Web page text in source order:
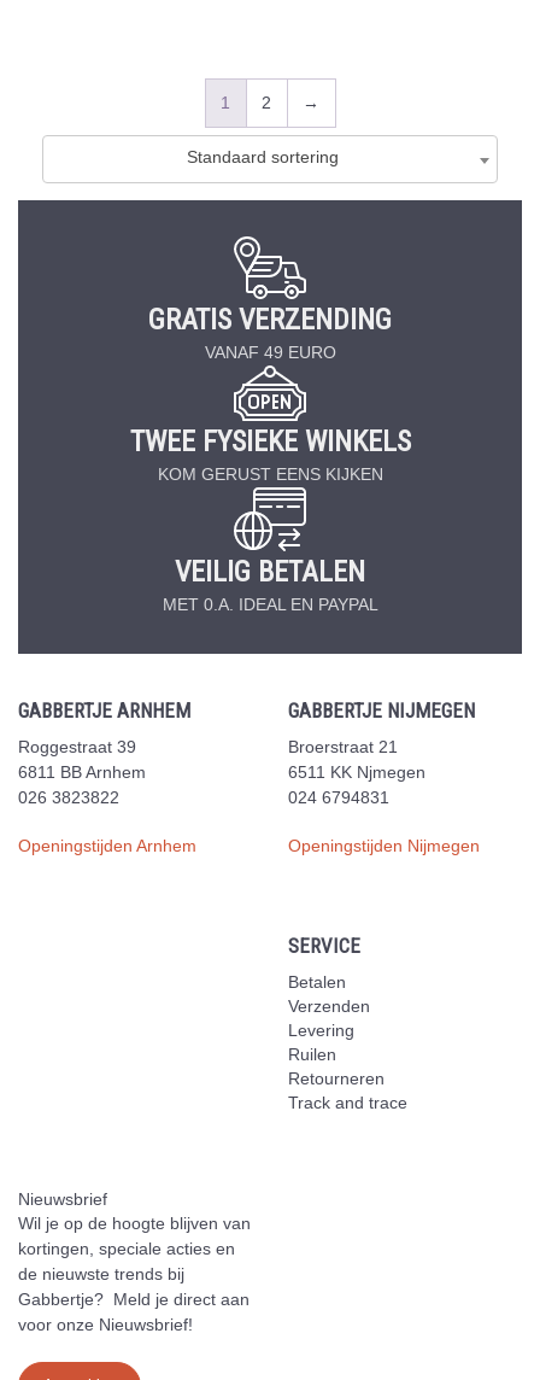
1 2 →
Standaard sortering
GRATIS VERZENDING
VANAF 49 EURO
TWEE FYSIEKE WINKELS
KOM GERUST EENS KIJKEN
VEILIG BETALEN
MET 0.A. IDEAL EN PAYPAL
GABBERTJE ARNHEM
Roggestraat 39
6811 BB Arnhem
026 3823822
Openingstijden Arnhem
GABBERTJE NIJMEGEN
Broerstraat 21
6511 KK Njmegen
024 6794831
Openingstijden Nijmegen
SERVICE
Betalen
Verzenden
Levering
Ruilen
Retourneren
Track and trace
Nieuwsbrief
Wil je op de hoogte blijven van
kortingen, speciale acties en
de nieuwste trends bij
Gabbertje? Meld je direct aan
voor onze Nieuwsbrief!